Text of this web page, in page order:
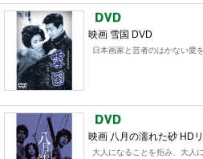
映画 雪国 DVD
日本画家と芸者のはかない愛
映画 八月の濡れた砂 HD
大人になることを拒み、大人